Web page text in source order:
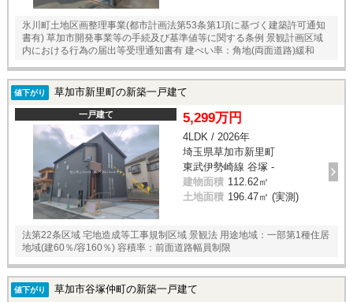
氷川町土地区画整理事業(都市計画法第53条第1項に基づく建築許可通知
書有) 草加市開発事業等の手続及び基準値等に関する条例 景観計画区域
内における行為の届出等受理通知書有 建ぺい率：角地(両面道路)緩和
値下がり 草加市新里町の新築一戸建て
一戸建て 5,299万円
4LDK / 2026年
埼玉県草加市新里町
東武伊勢崎線 谷塚 -
建物面積 112.62㎡
土地面積 196.47㎡ (実測)
法第22条区域 宅地造成等工事規制区域 景観法 用途地域：一部第1種住居
地域(建60％/容160％) 容積率：前面道路幅員制限
値下がり 草加市谷塚仲町の新築一戸建て